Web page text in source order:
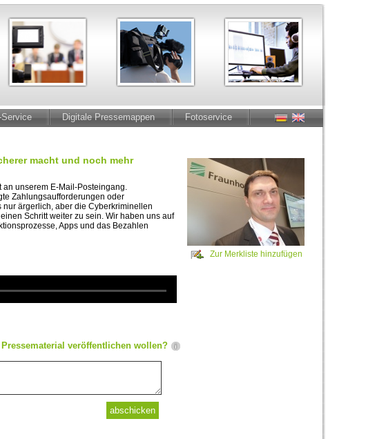
Service Digitale Pressemappen Fotoservice
macht und noch mehr
an unserem E-Mail-Posteingang.
Zahlungsaufforderungen oder
ärgerlich, aber die Cyberkriminellen
Schritt weiter zu sein. Wir haben uns auf
Apps und das Bezahlen
Zur Merkliste hinzufügen
veröffentlichen wollen?